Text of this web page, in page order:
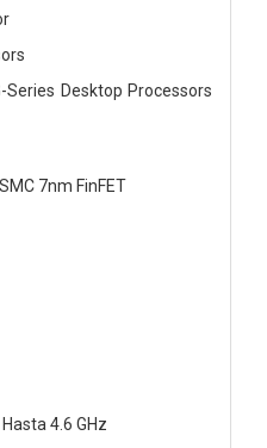
Series Desktop Processors
7nm FinFET
4.6 GHz